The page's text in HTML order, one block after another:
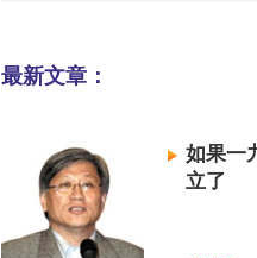
最新文章：
如果一
立了